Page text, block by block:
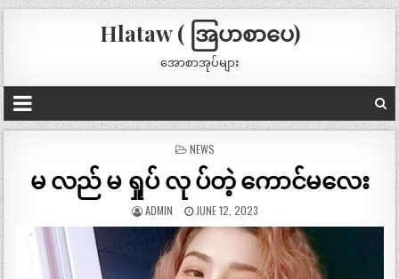
Hlataw ( အြပာစာပေ)
အောစာအုပ်များ
POSTED
NEWS
မ လည် မ ရှုပ် လု ပ်တဲ့ ကောင်မလေး
ADMIN JUNE 12, 2023